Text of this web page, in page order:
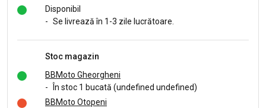
Disponibil
- Se livrează în 1-3 zile lucrătoare.
Stoc magazin
BBMoto Gheorgheni
-
În stoc 1 bucată (undefined undefined)
BBMoto Otopeni